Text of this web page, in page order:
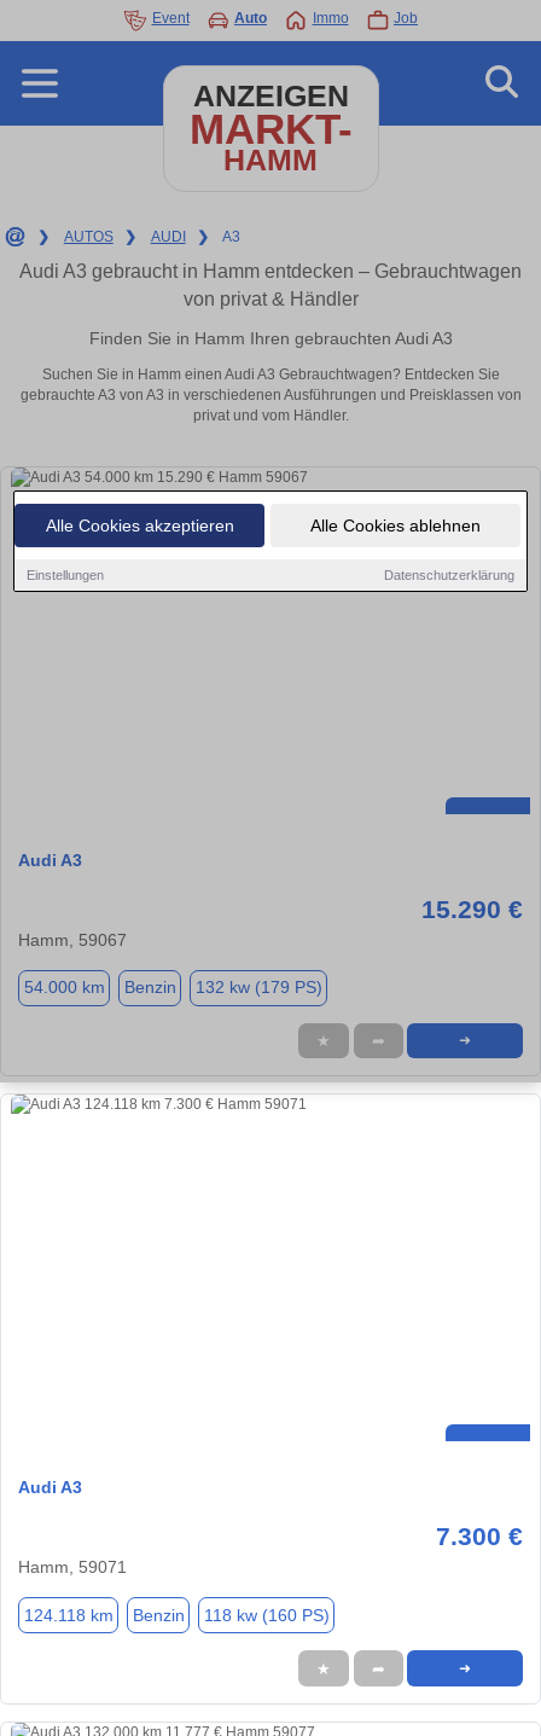
Alle Cookies akzeptieren Alle Cookies ablehnen
Einstellungen Datenschutzerklärung
Event Auto Immo Job
ANZEIGEN
MARKT-
HAMM
❯ AUTOS ❯ AUDI ❯ A3
Audi A3 gebraucht in Hamm entdecken – Gebrauchtwagen
von privat & Händler
Finden Sie in Hamm Ihren gebrauchten Audi A3
Suchen Sie in Hamm einen Audi A3 Gebrauchtwagen? Entdecken Sie
gebrauchte A3 von A3 in verschiedenen Ausführungen und Preisklassen von
privat und vom Händler.
Audi A3
15.290 €
Hamm, 59067
54.000 km Benzin 132 kw (179 PS)
★ ➦ ➜
Audi A3
7.300 €
Hamm, 59071
124.118 km Benzin 118 kw (160 PS)
★ ➦ ➜